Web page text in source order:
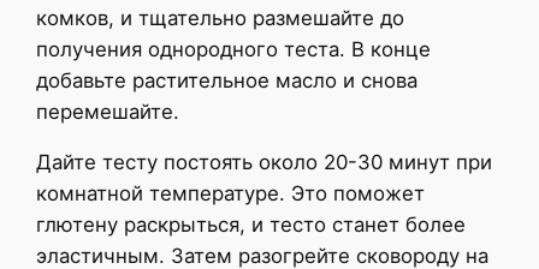
комков, и тщательно размешайте до
получения однородного теста. В конце
добавьте растительное масло и снова
перемешайте.
Дайте тесту постоять около 20-30 минут при
комнатной температуре. Это поможет
глютену раскрыться, и тесто станет более
эластичным. Затем разогрейте сковороду на